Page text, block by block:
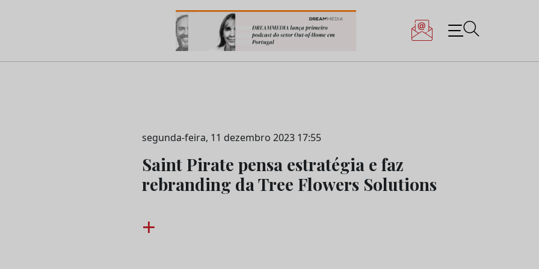
do Marketing e da Publicidade
segunda-feira, 11 dezembro 2023 17:55
Saint Pirate pensa estratégia e faz
rebranding da Tree Flowers Solutions
+